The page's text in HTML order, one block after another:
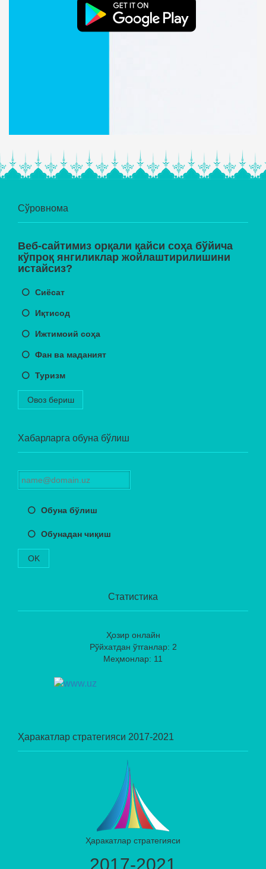
Сўровнома
Веб-сайтимиз орқали қайси соҳа бўйича
кўпроқ янгиликлар жойлаштирилишини
истайсиз?
Сиёсат
Иқтисод
Ижтимоий соҳа
Фан ва маданият
Туризм
Овоз бериш
Хабарларга обуна бўлиш
Обуна бўлиш
Обунадан чиқиш
OK
Статистика
Ҳозир онлайн
Рўйхатдан ўтганлар: 2
Меҳмонлар: 11
Ҳаракатлар стратегияси 2017-2021
Ҳаракатлар стратегияси
2017-2021